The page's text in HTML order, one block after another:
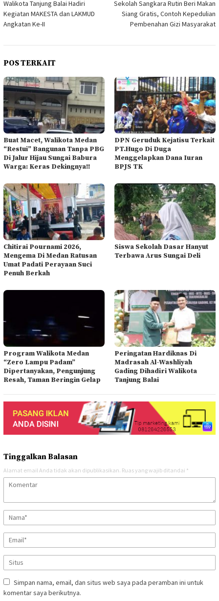
pos
Walikota Tanjung Balai Hadiri
Kegiatan MAKESTA dan LAKMUD
Angkatan Ke-II
Sekolah Sangkara Rutin Beri Makan
Siang Gratis, Contoh Kepedulian
Pembenahan Gizi Masyarakat
POS TERKAIT
Buat Macet, Walikota Medan
“Restui” Bangunan Tanpa PBG
Di Jalur Hijau Sungai Babura
Warga: Keras Dekingnya!!
DPN Geruduk Kejatisu Terkait
PT.Hugo Di Duga
Menggelapkan Dana Iuran
BPJS TK
Chitirai Pournami 2026,
Mengema Di Medan Ratusan
Umat Padati Perayaan Suci
Penuh Berkah
Siswa Sekolah Dasar Hanyut
Terbawa Arus Sungai Deli
Program Walikota Medan
“Zero Lampu Padam”
Dipertanyakan, Pengunjung
Resah, Taman Beringin Gelap
Peringatan Hardiknas Di
Madrasah Al-Washliyah
Gading Dihadiri Walikota
Tanjung Balai
Tinggalkan Balasan
Alamat email Anda tidak akan dipublikasikan. Ruas yang wajib ditandai *
Simpan nama, email, dan situs web saya pada peramban ini untuk
komentar saya berikutnya.